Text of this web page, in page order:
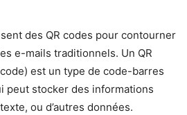
des QR codes pour contourner
e-mails traditionnels. Un QR
est un type de code-barres
peut stocker des informations
ou d’autres données.